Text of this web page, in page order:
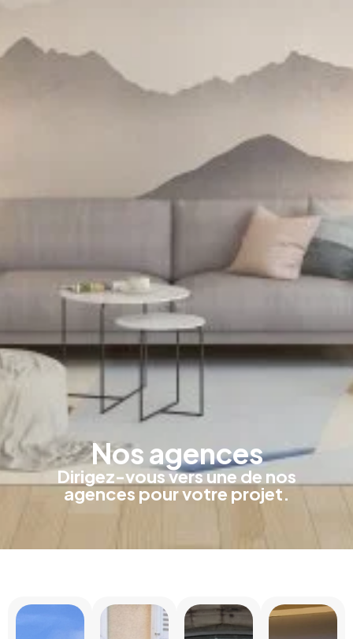
Nos agences
Dirigez-vous vers une de nos
agences pour votre projet.